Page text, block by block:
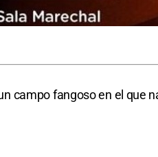
campo fangoso en el que